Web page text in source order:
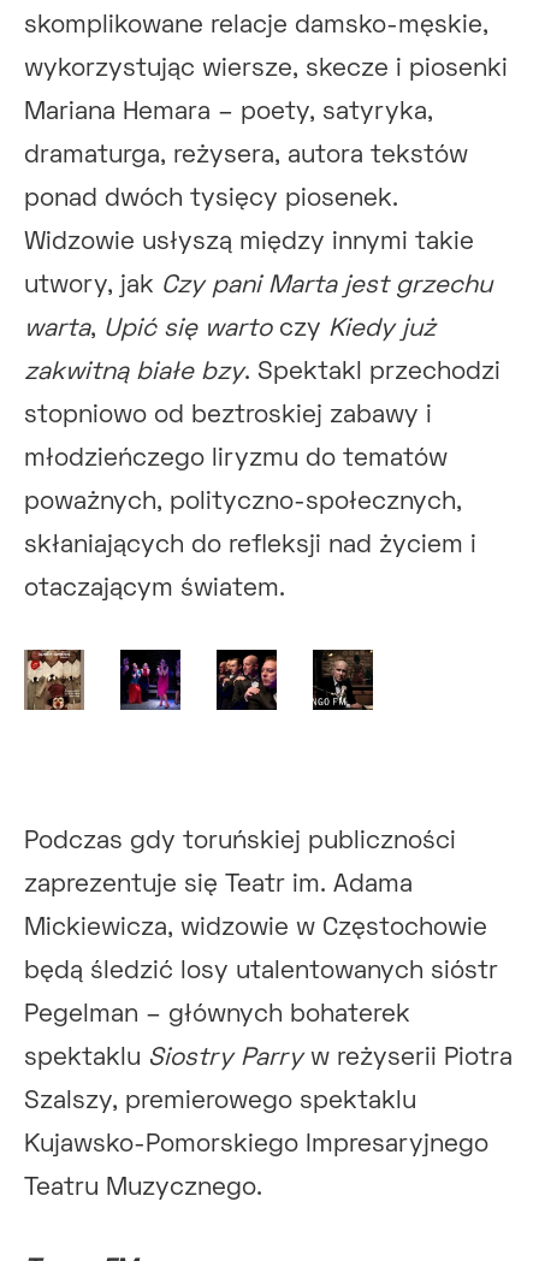
skomplikowane relacje damsko-męskie,
wykorzystując wiersze, skecze i piosenki
Mariana Hemara – poety, satyryka,
dramaturga, reżysera, autora tekstów
ponad dwóch tysięcy piosenek.
Widzowie usłyszą między innymi takie
utwory, jak Czy pani Marta jest grzechu
warta, Upić się wartoczy Kiedy już
zakwitną białe bzy. Spektakl przechodzi
stopniowo od beztroskiej zabawy i
młodzieńczego liryzmu do tematów
poważnych, polityczno-społecznych,
skłaniających do refleksji nad życiem i
otaczającym światem.
Podczas gdy toruńskiej publiczności
zaprezentuje się Teatr im. Adama
Mickiewicza, widzowie w Częstochowie
będą śledzić losy utalentowanych sióstr
Pegelman – głównych bohaterek
spektaklu Siostry Parryw reżyserii Piotra
Szalszy, premierowego spektaklu
Kujawsko-Pomorskiego Impresaryjnego
Teatru Muzycznego.